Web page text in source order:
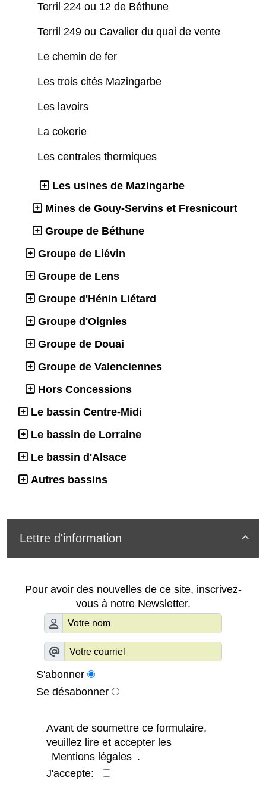
Terril 224 ou 12 de Béthune
Terril 249 ou Cavalier du quai de vente
Le chemin de fer
Les trois cités Mazingarbe
Les lavoirs
La cokerie
Les centrales thermiques
Les usines de Mazingarbe
Mines de Gouy-Servins et Fresnicourt
Groupe de Béthune
Groupe de Liévin
Groupe de Lens
Groupe d'Hénin Liétard
Groupe d'Oignies
Groupe de Douai
Groupe de Valenciennes
Hors Concessions
Le bassin Centre-Midi
Le bassin de Lorraine
Le bassin d'Alsace
Autres bassins

Lettre d'information
Pour avoir des nouvelles de ce site, inscrivez-
vous à notre Newsletter.
S'abonner
Se désabonner
Avant de soumettre ce formulaire,
veuillez lire et accepter les
Mentions légales .
J'accepte: